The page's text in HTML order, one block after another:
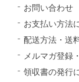
お問い合わせ
お支払い方法
配送方法・送
メルマガ登録
領収書の発行